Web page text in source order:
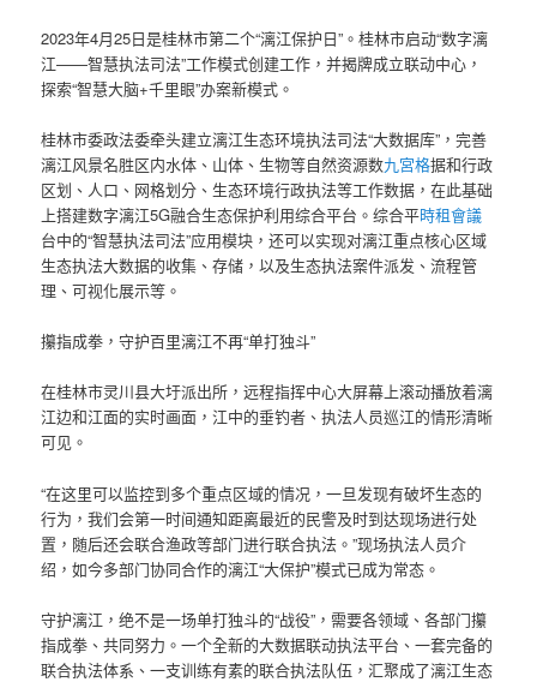
2023年4月25日是桂林市第二个“漓江保护日”。桂林市启动“数字漓
江——智慧执法司法”工作模式创建工作，并揭牌成立联动中心，
探索“智慧大脑+千里眼”办案新模式。
桂林市委政法委牵头建立漓江生态环境执法司法“大数据库”，完善
漓江风景名胜区内水体、山体、生物等自然资源数九宮格据和行政
区划、人口、网格划分、生态环境行政执法等工作数据，在此基础
上搭建数字漓江5G融合生态保护利用综合平台。综合平時租會議
台中的“智慧执法司法”应用模块，还可以实现对漓江重点核心区域
生态执法大数据的收集、存储，以及生态执法案件派发、流程管
理、可视化展示等。
攥指成拳，守护百里漓江不再“单打独斗”
在桂林市灵川县大圩派出所，远程指挥中心大屏幕上滚动播放着漓
江边和江面的实时画面，江中的垂钓者、执法人员巡江的情形清晰
可见。
“在这里可以监控到多个重点区域的情况，一旦发现有破坏生态的
行为，我们会第一时间通知距离最近的民警及时到达现场进行处
置，随后还会联合渔政等部门进行联合执法。”现场执法人员介
绍，如今多部门协同合作的漓江“大保护”模式已成为常态。
守护漓江，绝不是一场单打独斗的“战役”，需要各领域、各部门攥
指成拳、共同努力。一个全新的大数据联动执法平台、一套完备的
联合执法体系、一支训练有素的联合执法队伍，汇聚成了漓江生态